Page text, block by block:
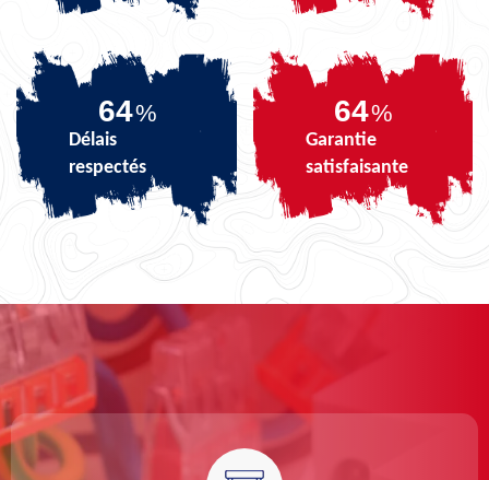
81%
Délais
respectés
81%
Garantie
satisfaisante